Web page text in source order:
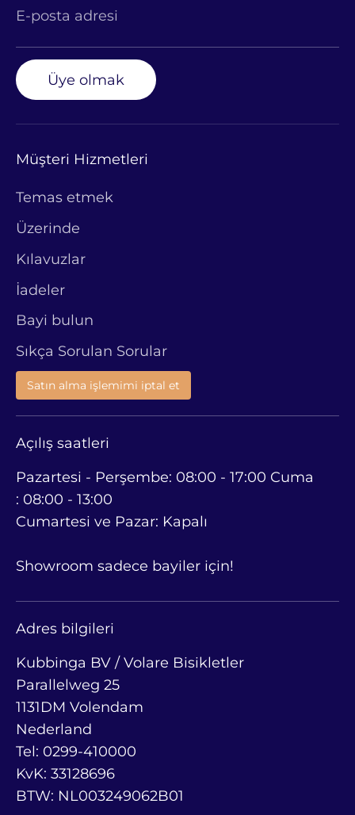
E-posta adresi
Üye olmak
Müşteri Hizmetleri
Temas etmek
Üzerinde
Kılavuzlar
İadeler
Bayi bulun
Sıkça Sorulan Sorular
Satın alma işlemimi iptal et
Açılış saatleri
Pazartesi - Perşembe: 08:00 - 17:00 Cuma
: 08:00 - 13:00
Cumartesi ve Pazar: Kapalı
Showroom sadece bayiler için!
Adres bilgileri
Kubbinga BV / Volare Bisikletler
Parallelweg 25
1131DM Volendam
Nederland
Tel: 0299-410000
KvK: 33128696
BTW: NL003249062B01